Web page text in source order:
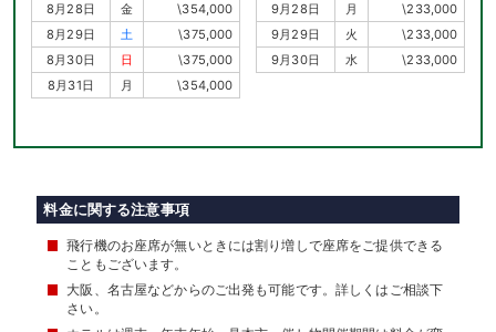
8月28日
金
\354,000
8月29日
土
\375,000
8月30日
日
\375,000
8月31日
月 \354,000
9月28日
月
\233,000
9月29日
火
\233,000
9月30日
水 \233,000
料金に関する注意事項
飛行機のお座席が無いときには割り増しで座席をご提供できる
こともございます。
大阪、名古屋などからのご出発も可能です。詳しくはご相談下
さい。